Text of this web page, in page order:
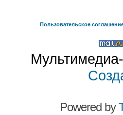
Пользовательское
Powered by